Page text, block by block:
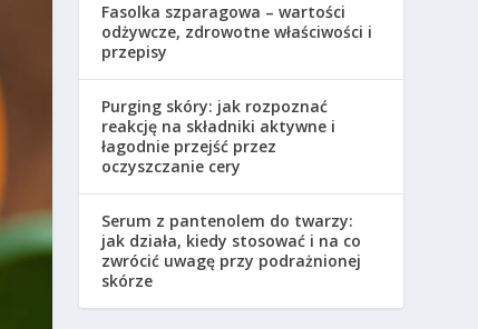
Fasolka szparagowa – wartości
odżywcze, zdrowotne właściwości i
przepisy
Purging skóry: jak rozpoznać
reakcję na składniki aktywne i
łagodnie przejść przez
oczyszczanie cery
Serum z pantenolem do twarzy:
jak działa, kiedy stosować i na co
zwrócić uwagę przy podrażnionej
skórze